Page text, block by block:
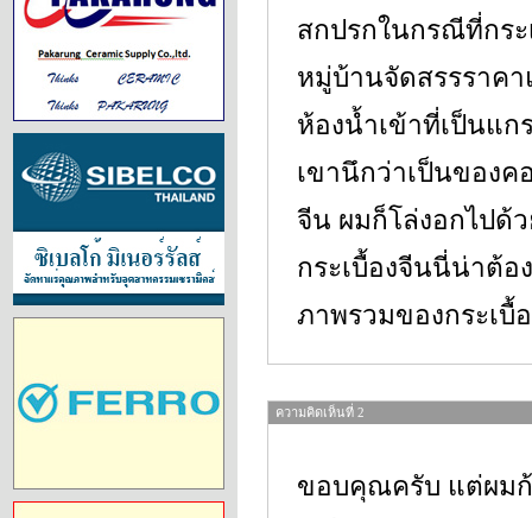
สกปรกในกรณีที่กระ
หมู่บ้านจัดสรรราค
ห้องน้ำเข้าที่เป็นแ
เขานึกว่าเป็นของค
จีน ผมก็โล่งอกไปด้
กระเบื้องจีนนี่น่าต้
ภาพรวมของกระเบื้
ความคิดเห็นที่ 2
ขอบคุณครับ แต่ผมก้